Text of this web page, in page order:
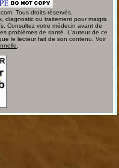
Tous droits réservés.
diagnostic ou traitement pour maigrir.
Consultez votre médecin avant de
problèmes de santé. L'auteur de ce
le lecteur fait de son contenu. Voir